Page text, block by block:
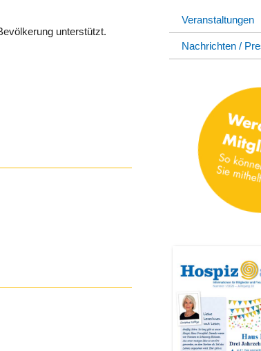
unterstützt.
Veranstaltungen
Nachrichten /